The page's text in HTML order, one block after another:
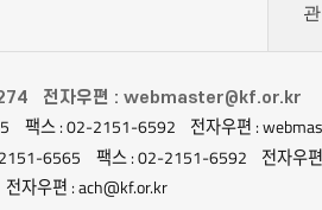
전자우편 : webmaster@kf.or.kr
팩스 : 02-2151-6592
전자우편 :
6565 팩스 : 02-2151-6592
전자우
전자우편 : ach@kf.or.kr